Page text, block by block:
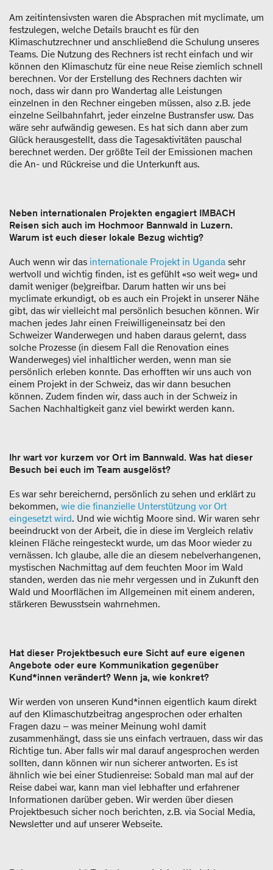
Am zeitintensivsten waren die Absprachen mit myclimate, um
festzulegen, welche Details braucht es für den
Klimaschutzrechner und anschließend die Schulung unseres
Teams. Die Nutzung des Rechners ist recht einfach und wir
können den Klimaschutz für eine neue Reise ziemlich schnell
berechnen. Vor der Erstellung des Rechners dachten wir
noch, dass wir dann pro Wandertag alle Leistungen
einzelnen in den Rechner eingeben müssen, also z.B. jede
einzelne Seilbahnfahrt, jeder einzelne Bustransfer usw. Das
wäre sehr aufwändig gewesen. Es hat sich dann aber zum
Glück herausgestellt, dass die Tagesaktivitäten pauschal
berechnet werden. Der größte Teil der Emissionen machen
die An- und Rückreise und die Unterkunft aus.
Neben internationalen Projekten engagiert IMBACH
Reisen sich auch im Hochmoor Bannwald in Luzern.
Warum ist euch dieser lokale Bezug wichtig?
Auch wenn wir das internationale Projekt in Uganda sehr
wertvoll und wichtig finden, ist es gefühlt «so weit weg» und
damit weniger (be)greifbar. Darum hatten wir uns bei
myclimate erkundigt, ob es auch ein Projekt in unserer Nähe
gibt, das wir vielleicht mal persönlich besuchen können. Wir
machen jedes Jahr einen Freiwilligeneinsatz bei den
Schweizer Wanderwegen und haben daraus gelernt, dass
solche Prozesse (in diesem Fall die Renovation eines
Wanderweges) viel inhaltlicher werden, wenn man sie
persönlich erleben konnte. Das erhofften wir uns auch von
einem Projekt in der Schweiz, das wir dann besuchen
können. Zudem finden wir, dass auch in der Schweiz in
Sachen Nachhaltigkeit ganz viel bewirkt werden kann.
Ihr wart vor kurzem vor Ort im Bannwald. Was hat dieser
Besuch bei euch im Team ausgelöst?
Es war sehr bereichernd, persönlich zu sehen und erklärt zu
bekommen, wie die finanzielle Unterstützung vor Ort
eingesetzt wird. Und wie wichtig Moore sind. Wir waren sehr
beeindruckt von der Arbeit, die in diese im Vergleich relativ
kleinen Fläche reingesteckt wurde, um das Moor wieder zu
vernässen. Ich glaube, alle die an diesem nebelverhangenen,
mystischen Nachmittag auf dem feuchten Moor im Wald
standen, werden das nie mehr vergessen und in Zukunft den
Wald und Moorflächen im Allgemeinen mit einem anderen,
stärkeren Bewusstsein wahrnehmen.
Hat dieser Projektbesuch eure Sicht auf eure eigenen
Angebote oder eure Kommunikation gegenüber
Kund*innen verändert? Wenn ja, wie konkret?
Wir werden von unseren Kund*innen eigentlich kaum direkt
auf den Klimaschutzbeitrag angesprochen oder erhalten
Fragen dazu – was meiner Meinung wohl damit
zusammenhängt, dass sie uns einfach vertrauen, dass wir das
Richtige tun. Aber falls wir mal darauf angesprochen werden
sollten, dann können wir nun sicherer antworten. Es ist
ähnlich wie bei einer Studienreise: Sobald man mal auf der
Reise dabei war, kann man viel lebhafter und erfahrener
Informationen darüber geben. Wir werden über diesen
Projektbesuch sicher noch berichten, z.B. via Social Media,
Newsletter und auf unserer Webseite.